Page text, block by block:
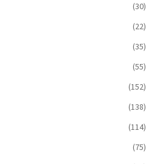
(30)
(22)
(35)
(55)
(152)
(138)
(114)
(75)